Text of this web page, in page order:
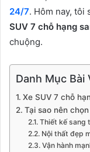
24/7. Hôm nay, tôi
SUV 7 chỗ hạng
chuộng.
Danh Mục Bài
Xe SUV 7 chỗ
Tại sao nên
Thiết kế sang
Nội thất đẹp
Vận hành